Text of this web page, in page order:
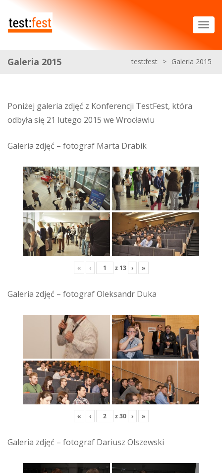
Galeria 2015 test:fest > Galeria 2015
Poniżej galeria zdjęć z Konferencji TestFest, która
odbyła się 21 lutego 2015 we Wrocławiu
Galeria zdjęć – fotograf Marta Drabik
« ‹ z 13 › »
Galeria zdjęć – fotograf Oleksandr Duka
« ‹ z30 › »
Galeria zdjęć – fotograf Dariusz Olszewski